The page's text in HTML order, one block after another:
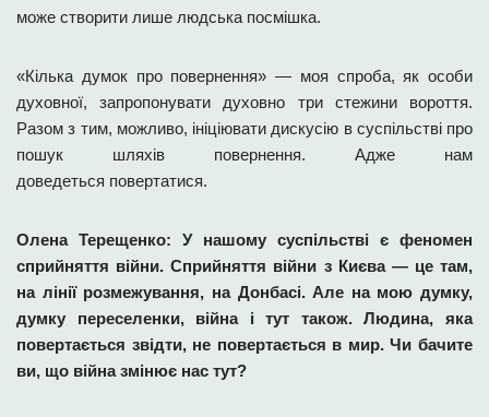
може створити лише людська посмішка.
«Кілька думок про повернення» — моя спроба, як особи
духовної, запропонувати духовно три стежини вороття.
Разом з тим, можливо, ініціювати дискусію в суспільстві про
пошук шляхів повернення. Адже нам
доведеться повертатися.
Олена Терещенко: У нашому суспільстві є феномен
сприйняття війни. Сприйняття війни з Києва — це там,
на лінії розмежування, на Донбасі. Але на мою думку,
думку переселенки, війна і тут також. Людина, яка
повертається звідти, не повертається в мир. Чи бачите
ви, що війна змінює нас тут?